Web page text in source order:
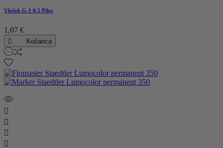
Vložek G-1 0.5 Pilot
1,07 €
 Košarica



